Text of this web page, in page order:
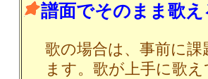
譜面でそのまま歌
歌の場合は、事前に
ます。歌が上手に歌